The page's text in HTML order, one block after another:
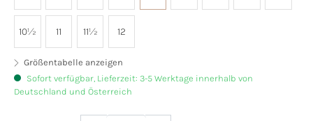
10½ 11 11½ 12
Größentabelle anzeigen
Sofort verfügbar, Lieferzeit: 3-5 Werktage innerhalb von
Deutschland und Österreich